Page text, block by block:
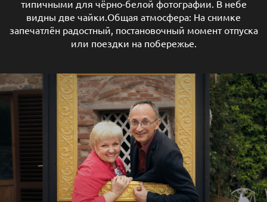
типичными для чёрно-белой фотографии. В небе
видны две чайки.Общая атмосфера: На снимке
запечатлён радостный, постановочный момент отпуска
или поездки на побережье.